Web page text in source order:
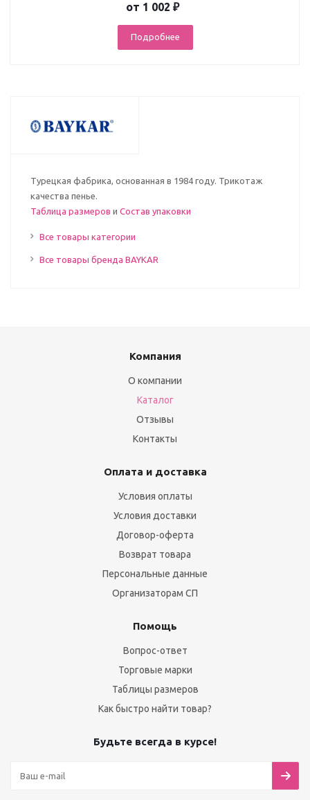
от 1 002 ₽
Подробнее
Турецкая фабрика, основанная в 1984 году. Трикотаж
качества пенье.
Таблица размеров и Состав упаковки
Все товары категории
Все товары бренда BAYKAR
Компания
О компании
Каталог
Отзывы
Контакты
Оплата и доставка
Условия оплаты
Условия доставки
Договор-оферта
Возврат товара
Персональные данные
Организаторам СП
Помощь
Вопрос-ответ
Торговые марки
Таблицы размеров
Как быстро найти товар?
Будьте всегда в курсе!